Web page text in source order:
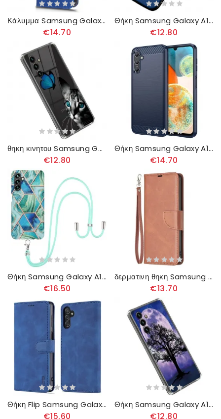
Κάλυμμα Samsung Galaxy A14 / A14 5G με κορδονι Απλό Με Λουράκι
€14.70
Θήκη Samsung Galaxy A14 / A14 5G Αντιολισθητικό Υβριδικό
€12.80
θηκη κινητου Samsung Galaxy A14 / A14 5G Γάτα Και Πεταλούδα
€12.80
Θήκη Samsung Galaxy A14 / A14 5G Βουρτσισμένο Ανθρακόνημα
€14.70
Θήκη Samsung Galaxy A14 / A14 5G με κορδονι Μαρμάρινο Κορδόνι Σχεδίασης
€16.50
δερματινη θηκη Samsung Galaxy A14 / A14 5G Λοξό Κούμπωμα
€13.70
Θήκη Flip Samsung Galaxy A14 / A14 5G Κλασικό Δερμάτινο Εφέ Azns
€15.60
Θήκη Samsung Galaxy A14 / A14 5G Σεληνιακό Δέντρο
€12.80